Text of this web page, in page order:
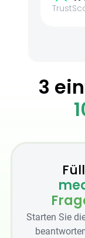
3
Starten Sie